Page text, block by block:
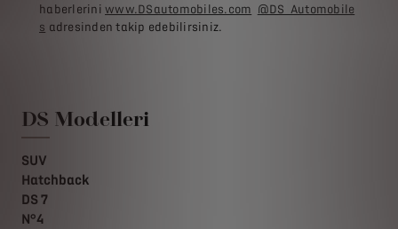
haberlerini www.DSautomobiles.com @DS_Automobile
s adresinden takip edebilirsiniz.
DS Modelleri
SUV
Hatchback
DS 7
N°4